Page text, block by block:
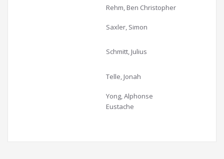
Rehm, Ben Christopher
Saxler, Simon
Schmitt, Julius
Telle, Jonah
Yong, Alphonse
Eustache